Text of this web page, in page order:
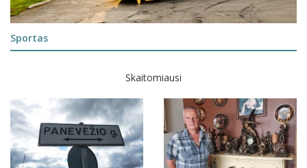
Sportas
Skaitomiausi